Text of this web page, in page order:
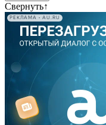
Свернуть↑
РЕКЛАМА • AU.RU